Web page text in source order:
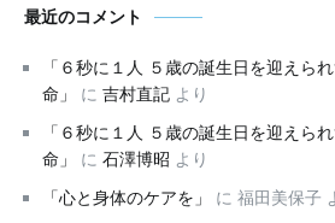
最近のコメント
「６秒に１人 ５歳の誕生日を迎えら
命」
に 吉村直記 より
「６秒に１人 ５歳の誕生日を迎えら
命」
に 石澤博昭 より
「心と身体のケアを」
に 福田美保子